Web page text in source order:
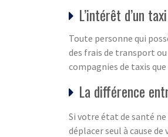
L’intérêt d’un
Toute personne qui
des frais de transport ou
compagnies de taxis
La différence
Si votre état de santé ne
déplacer seul à cause